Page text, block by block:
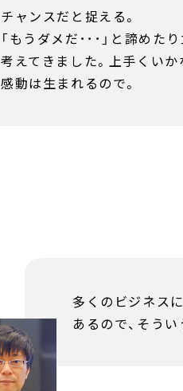
チャンスだと捉える。
「もうダメだ･･･」と諦めた
考えてきました。上手くい
感動は生まれるので。
多くのビジネス
あるので、そう